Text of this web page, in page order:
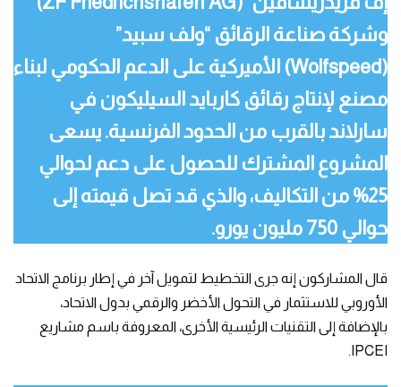
وشركة صناعة الرقائق “ولف سبيد”
(Wolfspeed) الأميركية على الدعم الحكومي لبناء
مصنع لإنتاج رقائق كاربايد السيليكون في
سارلاند بالقرب من الحدود الفرنسية. يسعى
المشروع المشترك للحصول على دعم لحوالي
25% من التكاليف، والذي قد تصل قيمته إلى
حوالي 750 مليون يورو.
قال المشاركون إنه جرى التخطيط لتمويل آخر في إطار برنامج الاتحاد
الأوروبي للاستثمار في التحول الأخضر والرقمي بدول الاتحاد،
بالإضافة إلى التقنيات الرئيسية الأخرى، المعروفة باسم مشاريع
IPCEI.